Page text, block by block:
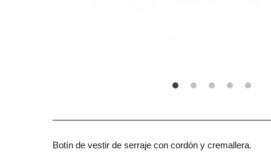
Botín de vestir de serraje con cordón y cremallera.